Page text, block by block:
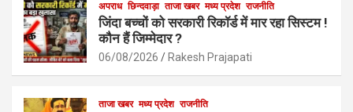
b
o
o
k
s
A
p
p
e
अपराध छिन्दवाड़ा ताजा खबर मध्य प्रदेश राजनीति
जिंदा बच्चों को सरकारी रिकॉर्ड में मार रहा सिस्टम !
कौन हैं जिम्मेदार ?
06/08/2026 Rakesh Prajapati
ताजा खबर मध्य प्रदेश राजनीति